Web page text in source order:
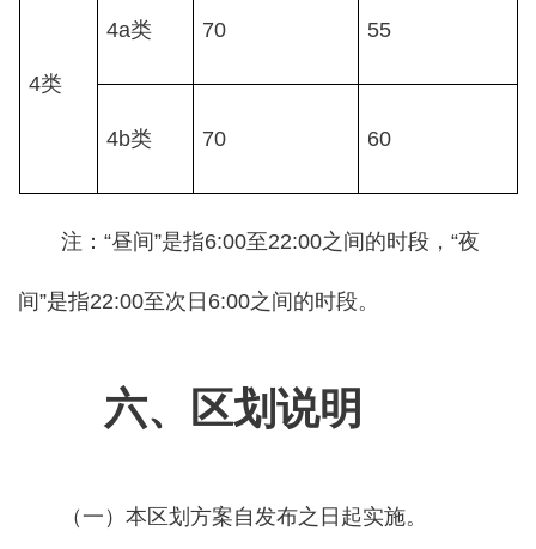
4类
4a类 70 55
4b类 70 60
注：“昼间”是指6:00至22:00之间的时段，“夜
间”是指22:00至次日6:00之间的时段。
六、区划说明
（一）本区划方案自发布之日起实施。